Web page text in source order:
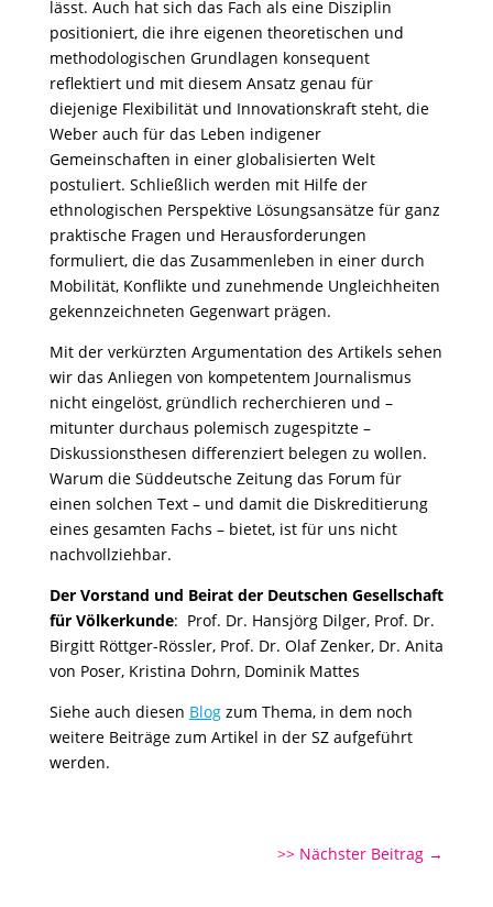
lässt. Auch hat sich das Fach als eine Disziplin
positioniert, die ihre eigenen theoretischen und
methodologischen Grundlagen konsequent
reflektiert und mit diesem Ansatz genau für
diejenige Flexibilität und Innovationskraft steht, die
Weber auch für das Leben indigener
Gemeinschaften in einer globalisierten Welt
postuliert. Schließlich werden mit Hilfe der
ethnologischen Perspektive Lösungsansätze für ganz
praktische Fragen und Herausforderungen
formuliert, die das Zusammenleben in einer durch
Mobilität, Konflikte und zunehmende Ungleichheiten
gekennzeichneten Gegenwart prägen.
Mit der verkürzten Argumentation des Artikels sehen
wir das Anliegen von kompetentem Journalismus
nicht eingelöst, gründlich recherchieren und –
mitunter durchaus polemisch zugespitzte –
Diskussionsthesen differenziert belegen zu wollen.
Warum die Süddeutsche Zeitung das Forum für
einen solchen Text – und damit die Diskreditierung
eines gesamten Fachs – bietet, ist für uns nicht
nachvollziehbar.
Der Vorstand und Beirat der Deutschen Gesellschaft
für Völkerkunde: Prof. Dr. Hansjörg Dilger, Prof. Dr.
Birgitt Röttger-Rössler, Prof. Dr. Olaf Zenker, Dr. Anita
von Poser, Kristina Dohrn, Dominik Mattes
Siehe auch diesen Blogzum Thema, in dem noch
weitere Beiträge zum Artikel in der SZ aufgeführt
werden.
>> Nächster Beitrag →